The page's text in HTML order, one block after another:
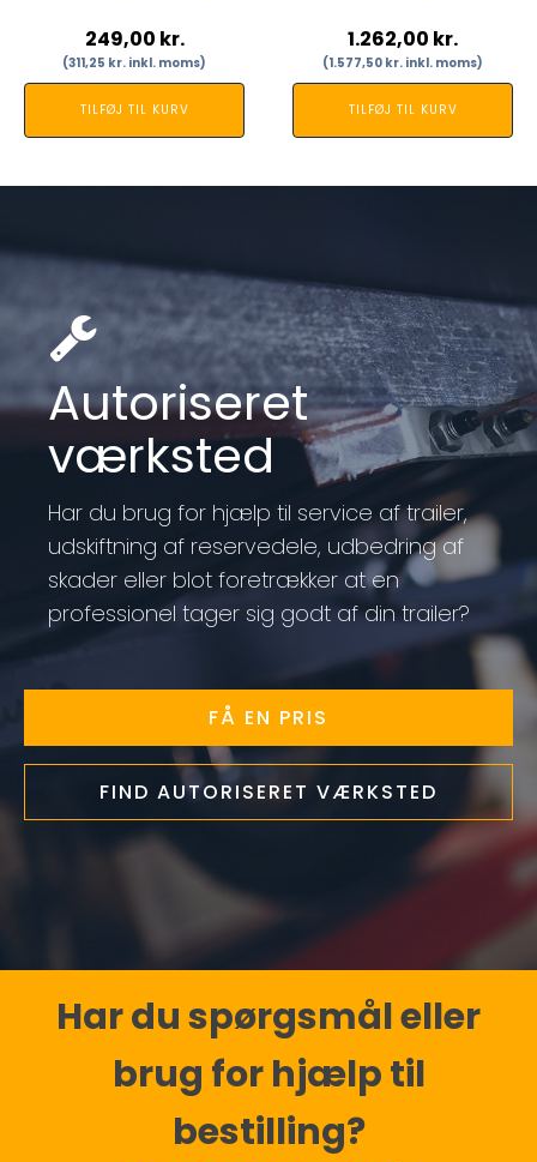
249,00 kr.
(311,25 kr. inkl. moms)
TILFØJ TIL KURV
1.262,00 kr.
(1.577,50 kr. inkl. moms)
TILFØJ TIL KURV
Autoriseret
værksted
Har du brug for hjælp til service af trailer,
udskiftning af reservedele, udbedring af
skader eller blot foretrækker at en
professionel tager sig godt af din trailer?
FÅ EN PRIS
FIND AUTORISERET VÆRKSTED
Har du spørgsmål eller
brug for hjælp til
bestilling?